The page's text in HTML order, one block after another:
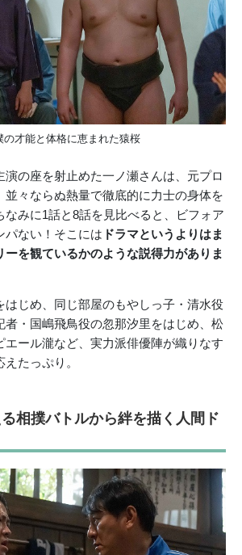
の才能と体格に恵まれた猿桜
演の座を射止めた一ノ瀬さんは、元プロ
並々ならぬ熱量で徹底的に力士の身体を
なみに1話と8話を見比べると、ビフォア
パない！そこには ドラマというよりはま
ーを観ているかのような説得力がありま
はじめ、同じ部屋のもやしっ子・清水役
者・国嶋飛鳥役の忽那汐里をはじめ、松
エール瀧など、実力派俳優陣が織りなす
たっぷり。
相撲バトルから絆を描く人間ド